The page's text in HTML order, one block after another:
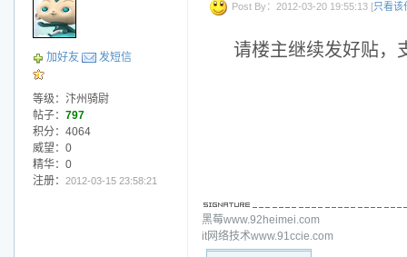
加好友 发短信
等级：汴州骑尉
帖子： 797
积分：4064
威望：0
精华：0
注册： 2012-03-15 23:58:21
Post By：2012-03-20 19:55:13 [只看该
请楼主继续发好贴，
黑莓www.92heimei.com
it网络技术www.91ccie.com